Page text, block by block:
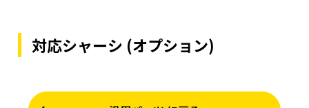
対応シャーシ (オプション)